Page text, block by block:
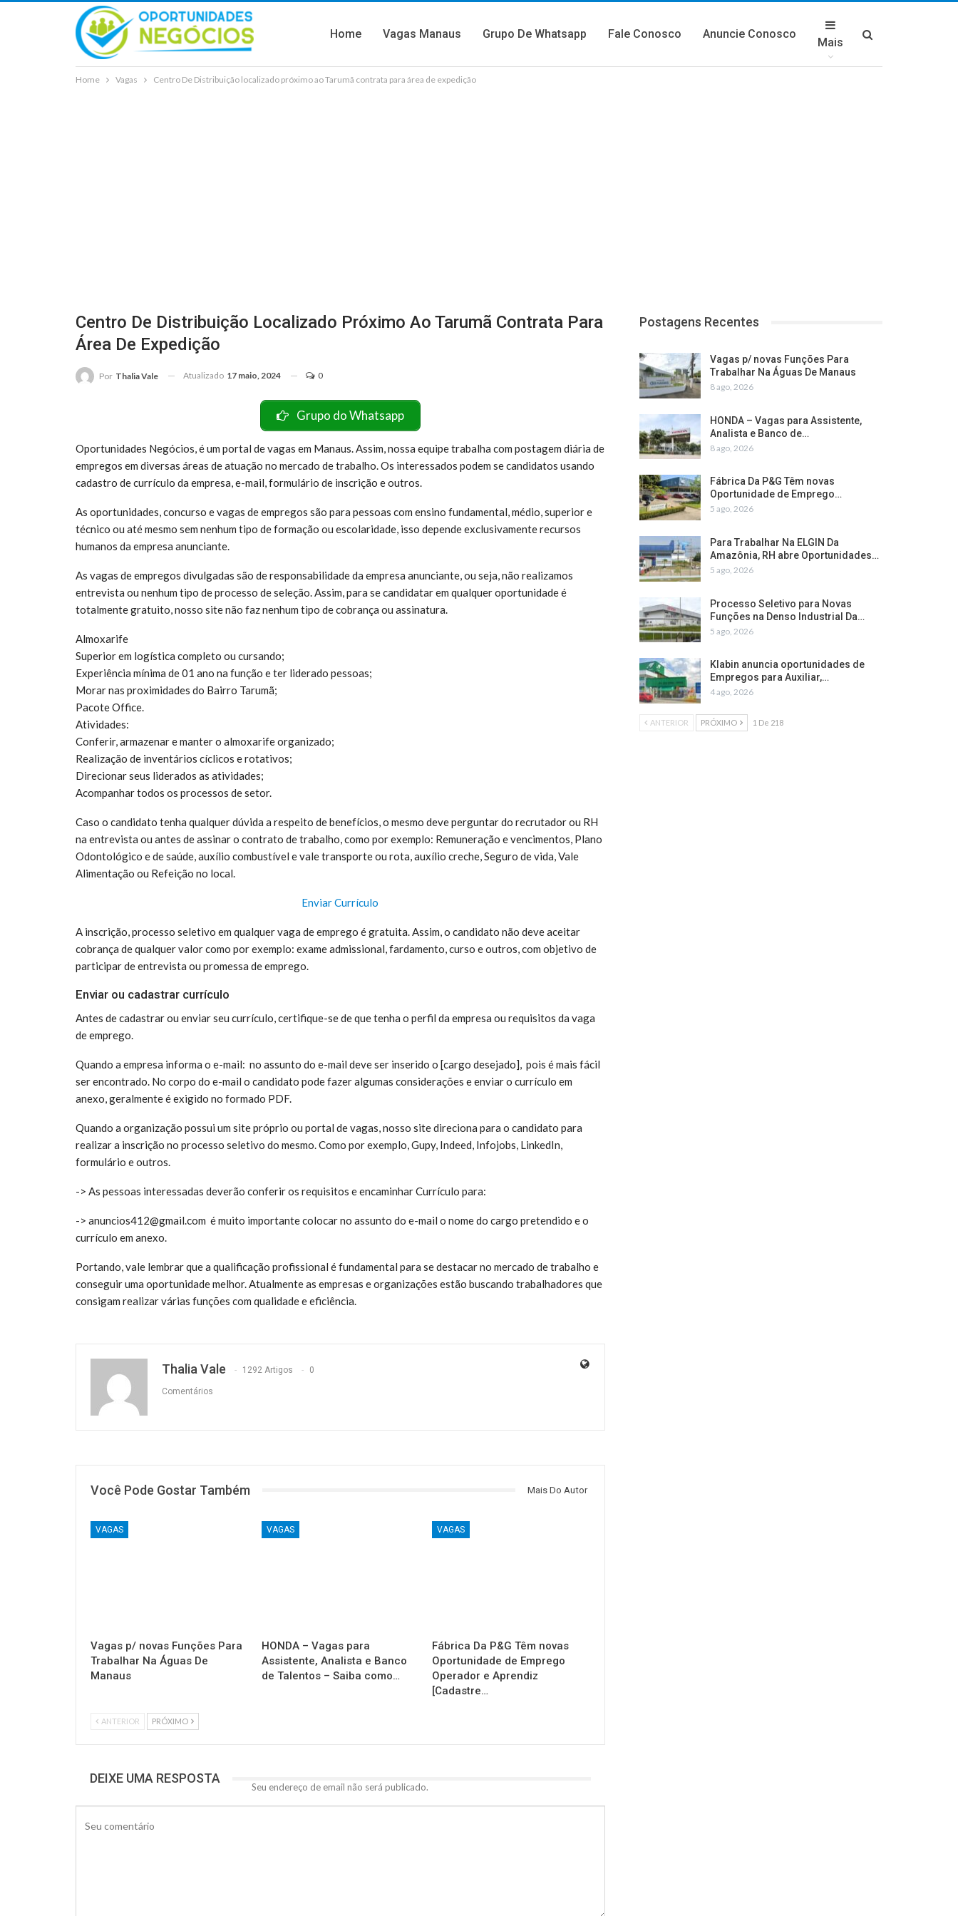
Home Vagas Manaus Grupo De Whatsapp Fale Conosco Anuncie Conosco
Mais
Home Vagas Centro De Distribuição localizado próximo ao Tarumã contrata para área de expedição
Centro De Distribuição Localizado Próximo Ao Tarumã Contrata Para
Área De Expedição
Por Thalia Vale Atualizado 17 maio, 2024 0
Grupo do Whatsapp
Oportunidades Negócios, é um portal de vagas em Manaus. Assim, nossa equipe trabalha com postagem diária de
empregos em diversas áreas de atuação no mercado de trabalho. Os interessados podem se candidatos usando
cadastro de currículo da empresa, e-mail, formulário de inscrição e outros.
As oportunidades, concurso e vagas de empregos são para pessoas com ensino fundamental, médio, superior e
técnico ou até mesmo sem nenhum tipo de formação ou escolaridade, isso depende exclusivamente recursos
humanos da empresa anunciante.
As vagas de empregos divulgadas são de responsabilidade da empresa anunciante, ou seja, não realizamos
entrevista ou nenhum tipo de processo de seleção. Assim, para se candidatar em qualquer oportunidade é
totalmente gratuito, nosso site não faz nenhum tipo de cobrança ou assinatura.
Almoxarife
Superior em logística completo ou cursando;
Experiência mínima de 01 ano na função e ter liderado pessoas;
Morar nas proximidades do Bairro Tarumã;
Pacote Office.
Atividades:
Conferir, armazenar e manter o almoxarife organizado;
Realização de inventários cíclicos e rotativos;
Direcionar seus liderados as atividades;
Acompanhar todos os processos de setor.
Caso o candidato tenha qualquer dúvida a respeito de benefícios, o mesmo deve perguntar do recrutador ou RH
na entrevista ou antes de assinar o contrato de trabalho, como por exemplo: Remuneração e vencimentos, Plano
Odontológico e de saúde, auxílio combustível e vale transporte ou rota, auxílio creche, Seguro de vida, Vale
Alimentação ou Refeição no local.
Enviar Currículo
A inscrição, processo seletivo em qualquer vaga de emprego é gratuita. Assim, o candidato não deve aceitar
cobrança de qualquer valor como por exemplo: exame admissional, fardamento, curso e outros, com objetivo de
participar de entrevista ou promessa de emprego.
Enviar ou cadastrar currículo
Antes de cadastrar ou enviar seu currículo, certifique-se de que tenha o perfil da empresa ou requisitos da vaga
de emprego.
Quando a empresa informa o e-mail: no assunto do e-mail deve ser inserido o [cargo desejado], pois é mais fácil
ser encontrado. No corpo do e-mail o candidato pode fazer algumas considerações e enviar o currículo em
anexo, geralmente é exigido no formado PDF.
Quando a organização possui um site próprio ou portal de vagas, nosso site direciona para o candidato para
realizar a inscrição no processo seletivo do mesmo. Como por exemplo, Gupy, Indeed, Infojobs, LinkedIn,
formulário e outros.
-> As pessoas interessadas deverão conferir os requisitos e encaminhar Currículo para:
-> anuncios412@gmail.com é muito importante colocar no assunto do e-mail o nome do cargo pretendido e o
currículo em anexo.
Portando, vale lembrar que a qualificação profissional é fundamental para se destacar no mercado de trabalho e
conseguir uma oportunidade melhor. Atualmente as empresas e organizações estão buscando trabalhadores que
consigam realizar várias funções com qualidade e eficiência.
Thalia Vale 1292 Artigos 0
Comentários
Você Pode Gostar Também Mais Do Autor
VAGAS
Vagas p/ novas Funções Para
Trabalhar Na Águas De
Manaus
VAGAS
HONDA – Vagas para
Assistente, Analista e Banco
de Talentos – Saiba como…
VAGAS
Fábrica Da P&G Têm novas
Oportunidade de Emprego
Operador e Aprendiz
[Cadastre…
ANTERIOR PRÓXIMO
DEIXE UMA RESPOSTA
Seu endereço de email não será publicado.
Postagens Recentes
Vagas p/ novas Funções Para
Trabalhar Na Águas De Manaus
8 ago, 2026
HONDA – Vagas para Assistente,
Analista e Banco de…
8 ago, 2026
Fábrica Da P&G Têm novas
Oportunidade de Emprego…
5 ago, 2026
Para Trabalhar Na ELGIN Da
Amazônia, RH abre Oportunidades…
5 ago, 2026
Processo Seletivo para Novas
Funções na Denso Industrial Da…
5 ago, 2026
Klabin anuncia oportunidades de
Empregos para Auxiliar,…
4 ago, 2026
ANTERIOR PRÓXIMO 1 De 218